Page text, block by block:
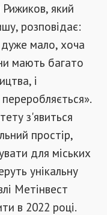
який
розповідає:
дуже мало, хоча
мають багато
і
переробляється».
з'явиться
простір,
для міських
унікальну
Метінвест
в 2022 році.